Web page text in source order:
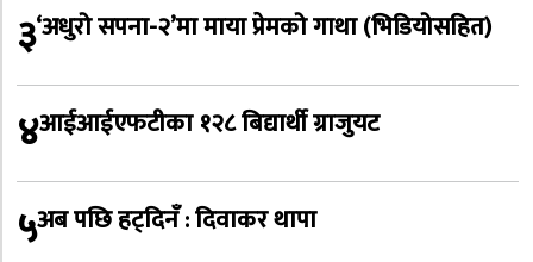
३‘अधुरो सपना-२’मा माया प्रेमको गाथा (भिडियोसहित)
४आईआईएफटीका १२८ बिद्यार्थी ग्राजुयट
५अब पछि हट्दिनँ : दिवाकर थापा